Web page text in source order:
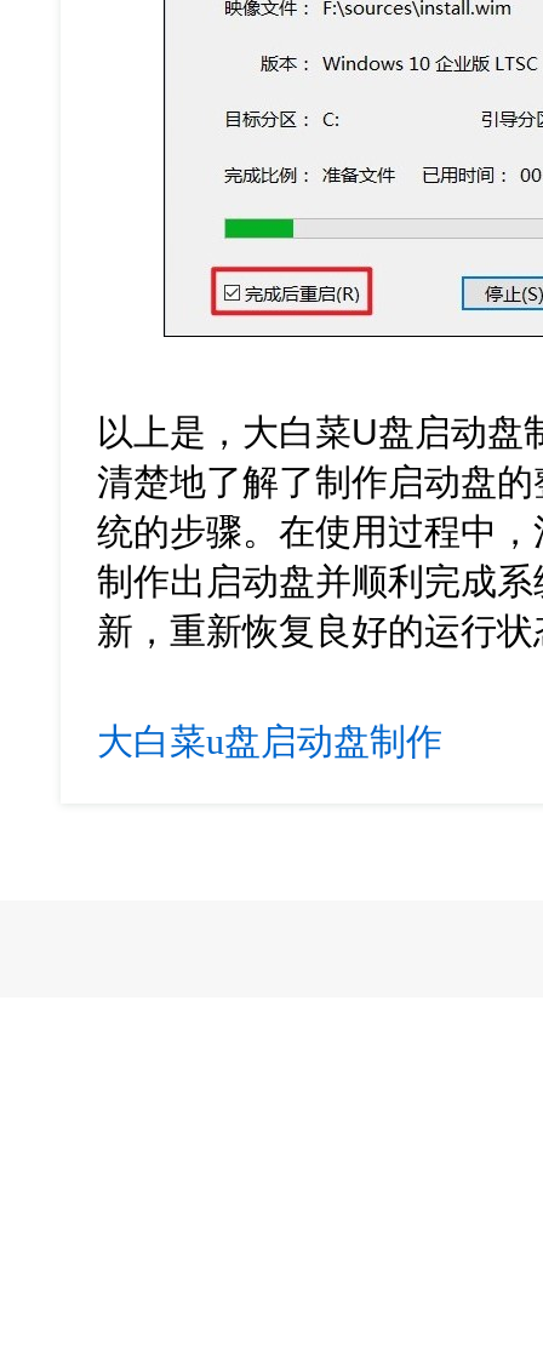
以上是，大白菜U盘启动
清楚地了解了制作启动盘
统的步骤。在使用过程中
制作出启动盘并顺利完成
新，重新恢复良好的运行状
大白菜u盘启动盘制作